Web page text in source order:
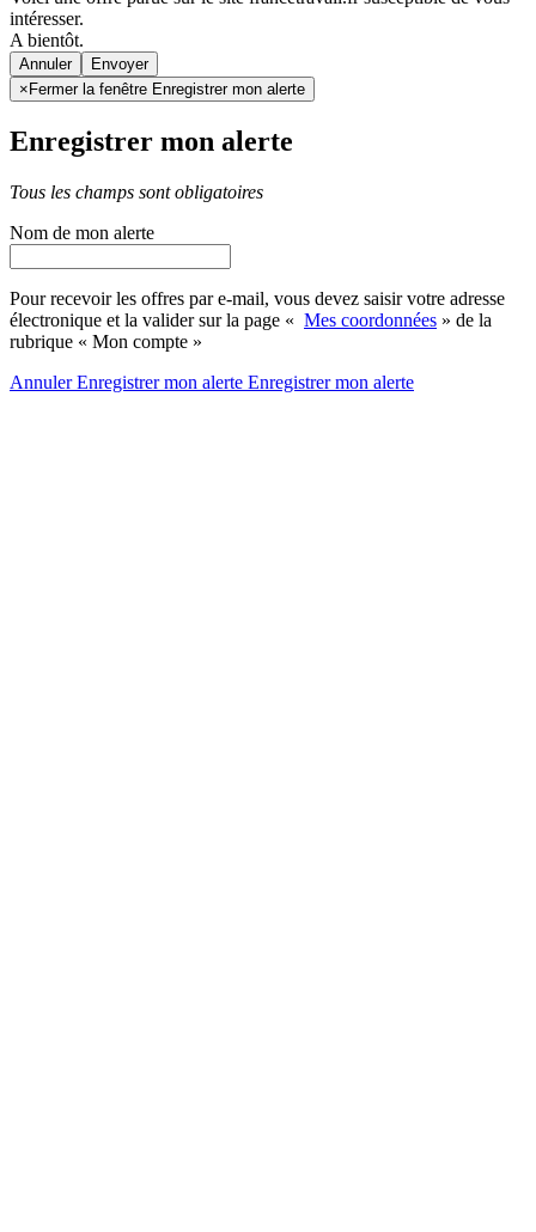
intéresser.
A bientôt.
Annuler
× Fermer la fenêtre Enregistrer mon alerte
Enregistrer mon alerte
Tous les champs sont obligatoires
Nom de mon alerte
Pour recevoir les offres par e-mail, vous devez saisir votre adresse
électronique et la valider sur la page « Mes coordonnées » de la
rubrique « Mon compte »
AnnulerEnregistrer mon alerte Enregistrermon alerte